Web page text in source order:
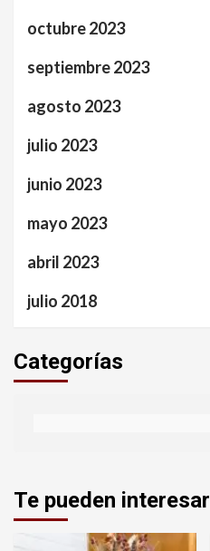
octubre 2023
septiembre 2023
agosto 2023
julio 2023
junio 2023
mayo 2023
abril 2023
julio 2018
Categorías
Te pueden interesar